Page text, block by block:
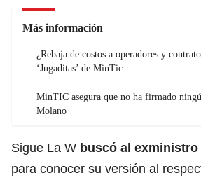
Más información
¿Rebaja de costos a operadores y
‘Jugaditas’ de MinTic
MinTIC asegura que no ha firmado
Molano
Sigue La W buscó al exministro
para conocer su versión al